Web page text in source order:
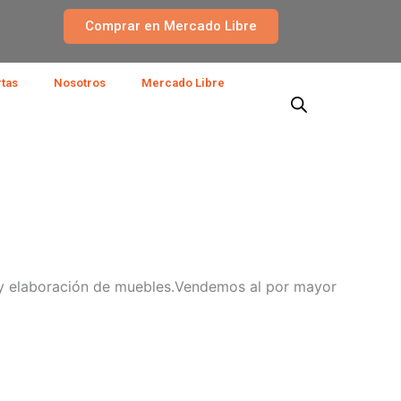
Comprar en Mercado Libre
Nosotros Mercado Libre
de muebles.Vendemos al por mayor